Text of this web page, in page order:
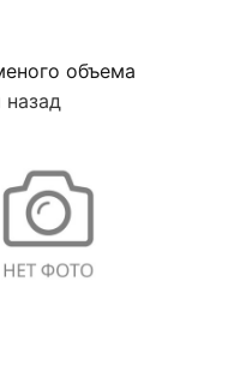
объема
назад